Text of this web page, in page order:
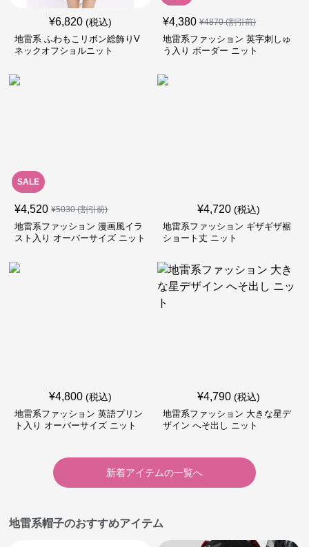
¥6,820 (税込)
地雷系 ふわもこリボン総飾りV
ネックオフショルニット
¥4,380 ¥4870(割引前)
地雷系ファッション 英字刺しゅ
う入り ボーダー ニット
SALE
¥4,520 ¥5030(割引前)
地雷系ファッション 漫画風イラ
スト入り オーバーサイズ ニット
¥4,720 (税込)
地雷系ファッション ギザギザ裾
ショート丈 ニット
¥4,800 (税込)
地雷系ファッション 英語プリン
ト入り オーバーサイズ ニット
¥4,790 (税込)
地雷系ファッション 大きな星デ
ザイン へそ出し ニット
新着アイテムの一覧へ
地雷系帽子のおすすめアイテム